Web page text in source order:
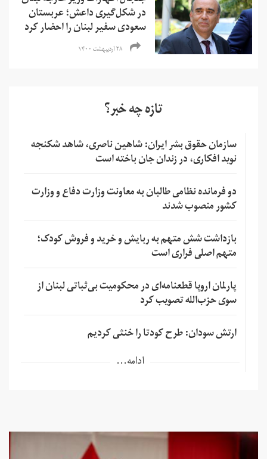
در شکل‌گیری داعش؛ عربستان
سعودی سفیر لبنان را احضار کرد
۲۸ اردیبهشت ۱۴۰۰
تازه چه خبر؟
سازمان حقوق بشر ایران: شاهین ناصری، شاهد شکنجه
نوید افکاری، در زندان جان باخته است
دو فرمانده نظامی طالبان به معاونت وزارت دفاع و وزارت
کشور منصوب شدند
بازداشت شش متهم به ربایش و خرید و فروش کودک؛
متهم اصلی فراری است
پارلمان اروپا قطعنامه‌ای در محکومیت بی‌ثباتی لبنان از
سوی حزب‌الله تصویب کرد
ارتش سودان: طرح کودتا را خنثی کردیم
ادامه...